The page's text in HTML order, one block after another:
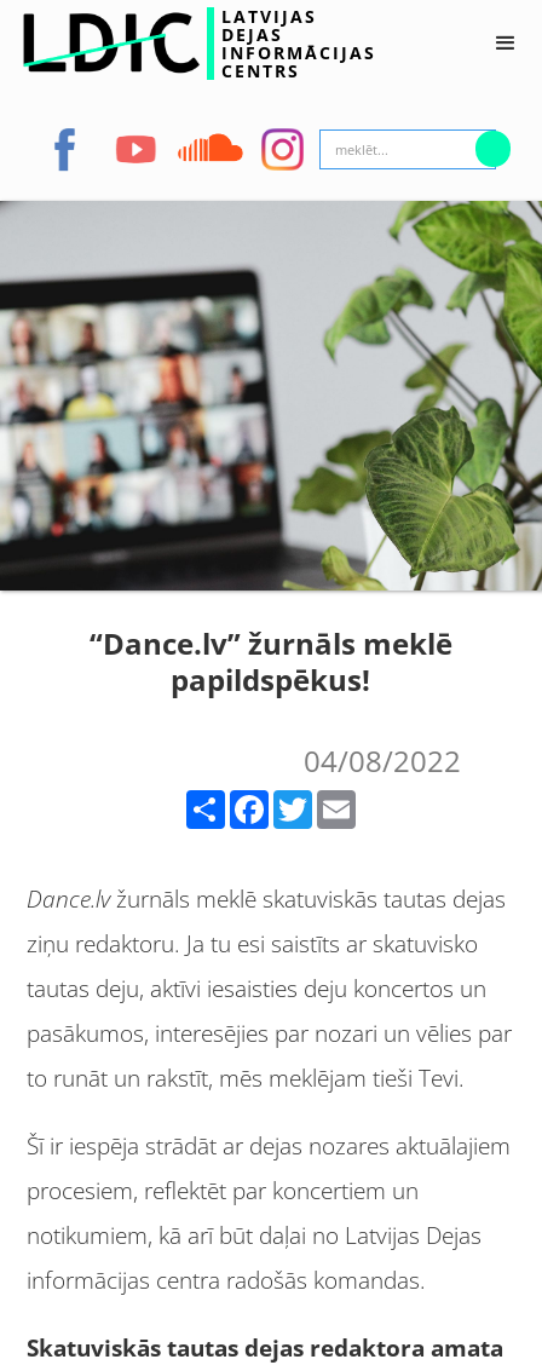
LATVIJAS
DEJAS
INFORMĀCIJAS
CENTRS
“Dance.lv” žurnāls meklē
papildspēkus!
04/08/2022
Facebook Twitter
Dance.lvžurnāls meklē skatuviskās tautas dejas
ziņu redaktoru. Ja tu esi saistīts ar skatuvisko
tautas deju, aktīvi iesaisties deju koncertos un
pasākumos, interesējies par nozari un vēlies par
to runāt un rakstīt, mēs meklējam tieši Tevi.
Šī ir iespēja strādāt ar dejas nozares aktuālajiem
procesiem, reflektēt par koncertiem un
notikumiem, kā arī būt daļai no Latvijas Dejas
informācijas centra radošās komandas.
Skatuviskās tautas dejas redaktora amata